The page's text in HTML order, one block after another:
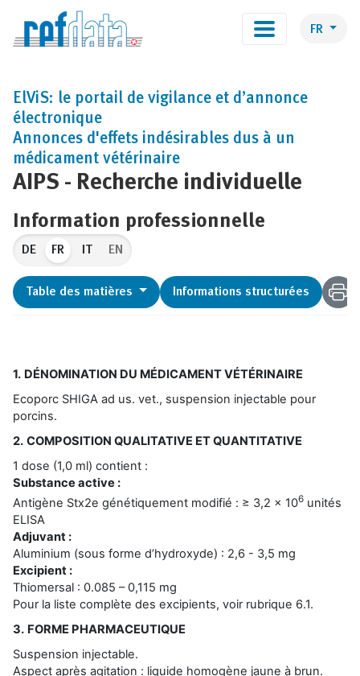
FR
AIPS - Recherche individuelle
ElViS: le portail de vigilance et d’annonce
électronique
Annonces d'effets indésirables dus à un
médicament vétérinaire
Information professionnelle
FR EN
Table des matières Informations structurées